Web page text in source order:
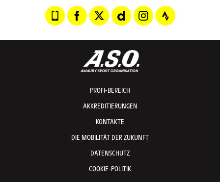
PROFI-BEREICH
AKKREDITIERUNGEN
KONTAKTE
DIE MOBILITÄT DER ZUKUNFT
DATENSCHUTZ
COOKIE-POLITIK